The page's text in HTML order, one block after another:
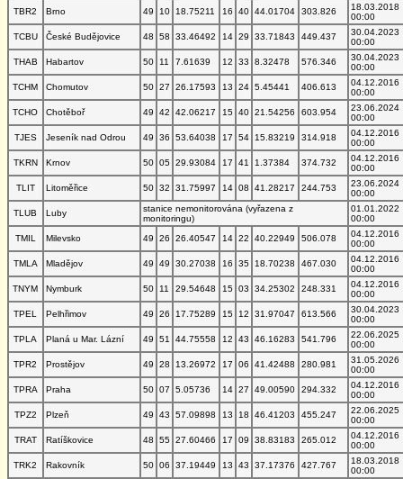
TBR2
Brno 49 10 18.75211 16 40 44.01704 303.826
18.03.2018
00:00
TCBU
České Budějovice 48 58 33.46492 14 29 33.71843 449.437
30.04.2023
00:00
THAB
Habartov 50 11 7.61639 12 33 8.32478 576.346
30.04.2023
00:00
TCHM
Chomutov 50 27 26.17593 13 24 5.45441 406.613
04.12.2016
00:00
TCHO
Chotěboř 49 42 42.06217 15 40 21.54256 603.954
23.06.2024
00:00
TJES
Jeseník nad Odrou 49 36 53.64038 17 54 15.83219 314.918
04.12.2016
00:00
TKRN
Krnov 50 05 29.93084 17 41 1.37384 374.732
04.12.2016
00:00
TLIT
Litoměřice 50 32 31.75997 14 08 41.28217 244.753
23.06.2024
00:00
TLUB
Luby
stanice nemonitorována (vyřazena z
monitoringu)
01.01.2022
00:00
TMIL
Milevsko 49 26 26.40547 14 22 40.22949 506.078
04.12.2016
00:00
TMLA
Mladějov 49 49 30.27038 16 35 18.70238 467.030
04.12.2016
00:00
TNYM
Nymburk 50 11 29.54648 15 03 34.25302 248.331
04.12.2016
00:00
TPEL
Pelhřimov 49 26 17.75289 15 12 31.97047 613.566
30.04.2023
00:00
TPLA
Planá u Mar. Lázní 49 51 44.75558 12 43 46.16283 541.796
22.06.2025
00:00
TPR2
Prostějov 49 28 13.26972 17 06 41.42488 280.981
31.05.2026
00:00
TPRA
Praha 50 07 5.05736 14 27 49.00590 294.332
04.12.2016
00:00
TPZ2
Plzeň 49 43 57.09898 13 18 46.41203 455.247
22.06.2025
00:00
TRAT
Ratíškovice 48 55 27.60466 17 09 38.83183 265.012
04.12.2016
00:00
TRK2
Rakovník 50 06 37.19449 13 43 37.17376 427.767
18.03.2018
00:00